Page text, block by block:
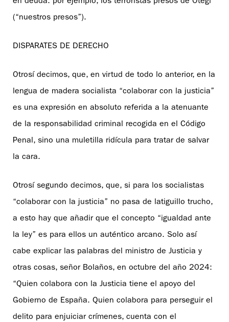
(“nuestros presos”).
DISPARATES DE DERECHO
Otrosí decimos, que, en virtud de todo lo anterior, en la
lengua de madera socialista “colaborar con la justicia”
es una expresión en absoluto referida a la atenuante
de la responsabilidad criminal recogida en el Código
Penal, sino una muletilla ridícula para tratar de salvar
la cara.
Otrosí segundo decimos, que, si para los socialistas
“colaborar con la justicia” no pasa de latiguillo trucho,
a esto hay que añadir que el concepto “igualdad ante
la ley” es para ellos un auténtico arcano. Solo así
cabe explicar las palabras del ministro de Justicia y
otras cosas, señor Bolaños, en octubre del año 2024:
“Quien colabora con la Justicia tiene el apoyo del
Gobierno de España. Quien colabora para perseguir el
delito para enjuiciar crímenes, cuenta con el